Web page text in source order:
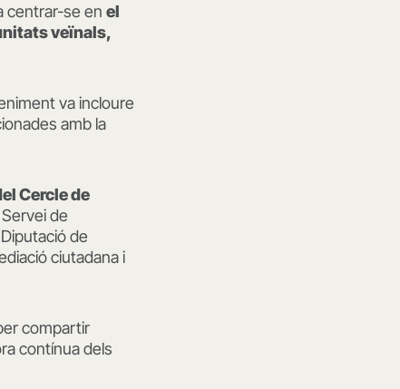
centrar-se en el
veïnals,
va incloure
amb la
Cercle de
de
de
ciutadana i
compartir
contínua dels